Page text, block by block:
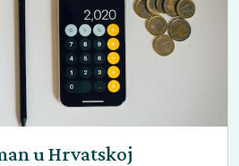
u Hrvatskoj